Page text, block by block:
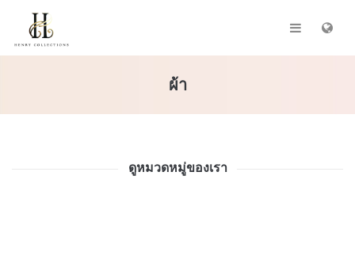
ผ้า
ดูหมวดหมู่ของเรา